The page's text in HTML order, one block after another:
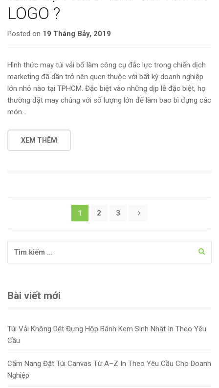
LOGO ?
Posted on 19 Tháng Bảy, 2019
Hình thức may túi vải bố làm công cụ đắc lực trong chiến dịch
marketing đã dần trở nên quen thuộc với bất kỳ doanh nghiệp
lớn nhỏ nào tại TPHCM. Đặc biệt vào những dịp lễ đặc biệt, họ
thường đặt may chúng với số lượng lớn để làm bao bì đựng các
món…
XEM THÊM
Điều hướng bài viết
1 2 3
Tìm kiếm cho:
Bài viết mới
Túi Vải Không Dệt Đựng Hộp Bánh Kem Sinh Nhật In Theo Yêu
Cầu
Cẩm Nang Đặt Túi Canvas Từ A–Z In Theo Yêu Cầu Cho Doanh
Nghiệp